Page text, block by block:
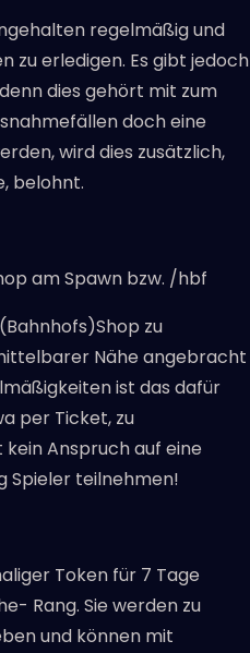
regelmäßig und
zu erledigen. Es gibt jedoch
dies gehört mit zum
doch eine
wird dies zusätzlich,
belohnt.
am Spawn bzw. /hbf
zu
Nähe angebracht
ist das dafür
per Ticket, zu
Anspruch auf eine
Spieler teilnehmen!
Token für 7 Tage
Rang. Sie werden zu
und können mit